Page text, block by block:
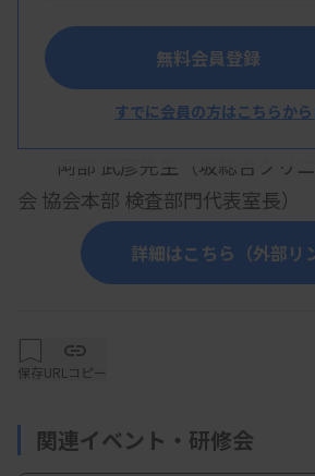
演題
「急性冠症候群
逃さない！ 〜心電図の基本から
阿部 武彦先生（坂総合クリニ
会 協会本部 検査部門代表室長）
【参加費・定員など】
・参加費：無料
詳細はこちら（外部リ
無料会員登録
すでに会員の方はこちらか
保存URLコピー
関連イベント・研修会